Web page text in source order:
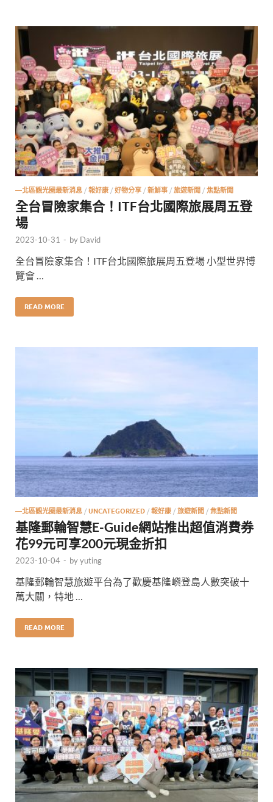
—北區觀光圈最新消息 / 報好康 / 好物分享 / 新鮮事 / 旅遊新聞 / 焦點新聞
全台冒險家集合！ITF台北國際旅展周五登
場
2023-10-31 - by David
全台冒險家集合！ITF台北國際旅展周五登場 小型世界博
覽會 …
READ MORE
—北區觀光圈最新消息 / UNCATEGORIZED / 報好康 / 旅遊新聞 / 焦點新聞
基隆郵輪智慧E-Guide網站推出超值消費券
花99元可享200元現金折扣
2023-10-04 - byyuting
基隆郵輪智慧旅遊平台為了歡慶基隆嶼登島人數突破十
萬大關，特地 …
READ MORE